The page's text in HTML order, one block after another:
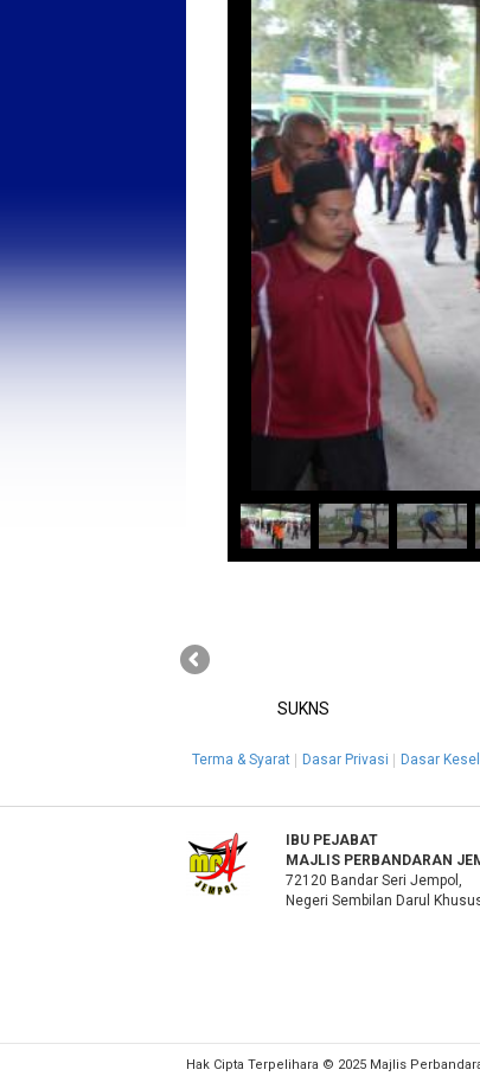
SUKNS
Terma & Syarat Dasar Privasi Dasar
IBU PEJABAT
MAJLIS PERBANDARAN
72120 Bandar Seri Jempol,
Negeri Sembilan Darul
Hak Cipta Terpelihara © 2025 Majlis